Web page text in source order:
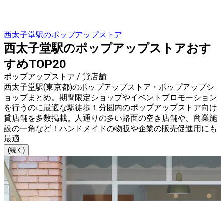
西太子堂駅のポップアップストア
西太子堂駅のポップアップストアおす
すめTOP20
ポップアップストア / 貸店舗
西太子堂駅(東京都)のポップアップストア・ポップアップシ
ョップまとめ。期間限定ショップやイベントプロモーション
を行うのに最適な駅徒歩１分圏内のポップアップストア向け
貸店舗を多数掲載。人通りの多い路面の空き店舗や、商業施
設の一角など！ハンドメイドの物販や企業の販売促進用にも
最適
(続く)